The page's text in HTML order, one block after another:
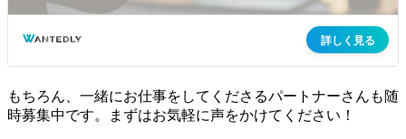
もちろん、一緒にお仕事をしてくださるパートナーさんも随
時募集中です。まずはお気軽に声をかけてください！